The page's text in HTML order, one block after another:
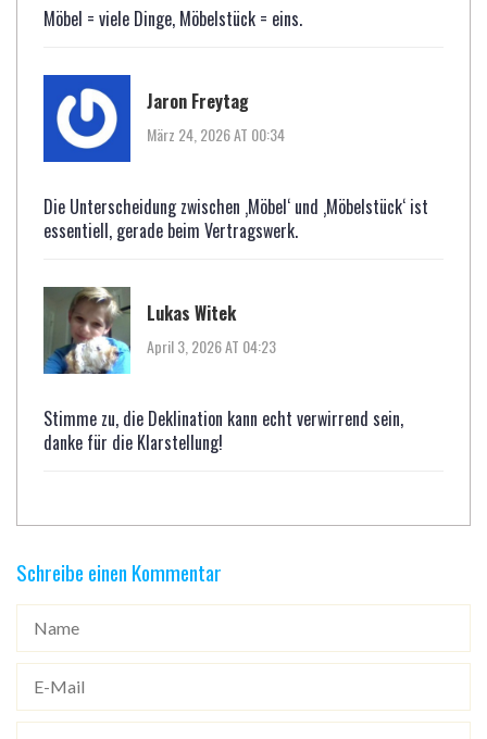
Möbel = viele Dinge, Möbelstück = eins.
Jaron Freytag
März 24, 2026 AT 00:34
Die Unterscheidung zwischen ‚Möbel‘ und ‚Möbelstück‘ ist
essentiell, gerade beim Vertragswerk.
Lukas Witek
April 3, 2026 AT 04:23
Stimme zu, die Deklination kann echt verwirrend sein,
danke für die Klarstellung!
Schreibe einen Kommentar